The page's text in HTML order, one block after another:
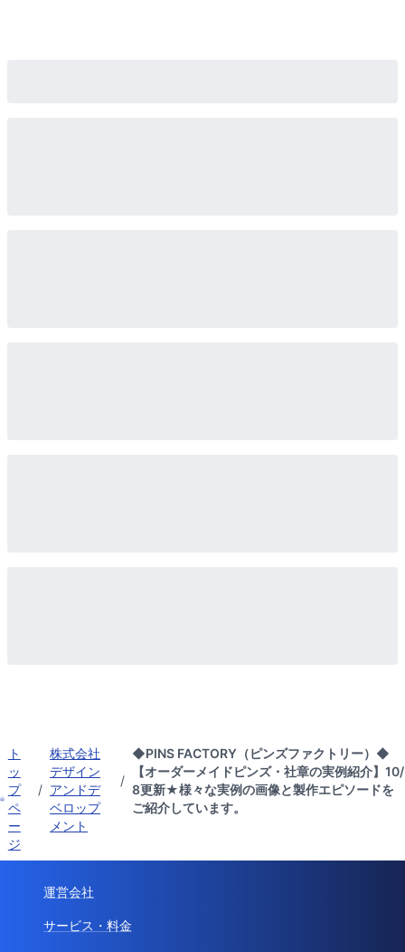
ト
ッ
プ
ペ
ー
ジ
/
株式会社
デザイン
アンドデ
ベロップ
メント
/
◆PINS FACTORY（ピンズファクトリー）◆
【オーダーメイドピンズ・社章の実例紹介】10/
8更新★様々な実例の画像と製作エピソードを
ご紹介しています。
運営会社
サービス・料金